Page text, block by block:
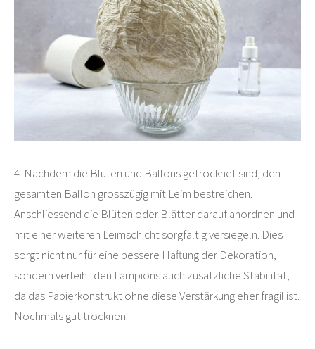
4. Nachdem die Blüten und Ballons getrocknet sind, den
gesamten Ballon grosszügig mit Leim bestreichen.
Anschliessend die Blüten oder Blätter darauf anordnen und
mit einer weiteren Leimschicht sorgfältig versiegeln. Dies
sorgt nicht nur für eine bessere Haftung der Dekoration,
sondern verleiht den Lampions auch zusätzliche Stabilität,
da das Papierkonstrukt ohne diese Verstärkung eher fragil ist.
Nochmals gut trocknen.